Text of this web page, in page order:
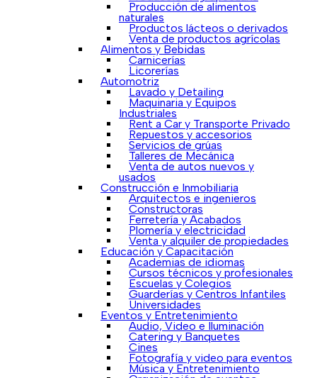
Producción de alimentos
naturales
Productos lácteos o derivados
Venta de productos agrícolas
Alimentos y Bebidas
Carnicerías
Licorerías
Automotriz
Lavado y Detailing
Maquinaria y Equipos
Industriales
Rent a Car y Transporte Privado
Repuestos y accesorios
Servicios de grúas
Talleres de Mecánica
Venta de autos nuevos y
usados
Construcción e Inmobiliaria
Arquitectos e ingenieros
Constructoras
Ferretería y Acabados
Plomería y electricidad
Venta y alquiler de propiedades
Educación y Capacitación
Academias de idiomas
Cursos técnicos y profesionales
Escuelas y Colegios
Guarderías y Centros Infantiles
Universidades
Eventos y Entretenimiento
Audio, Video e Iluminación
Catering y Banquetes
Cines
Fotografía y video para eventos
Música y Entretenimiento